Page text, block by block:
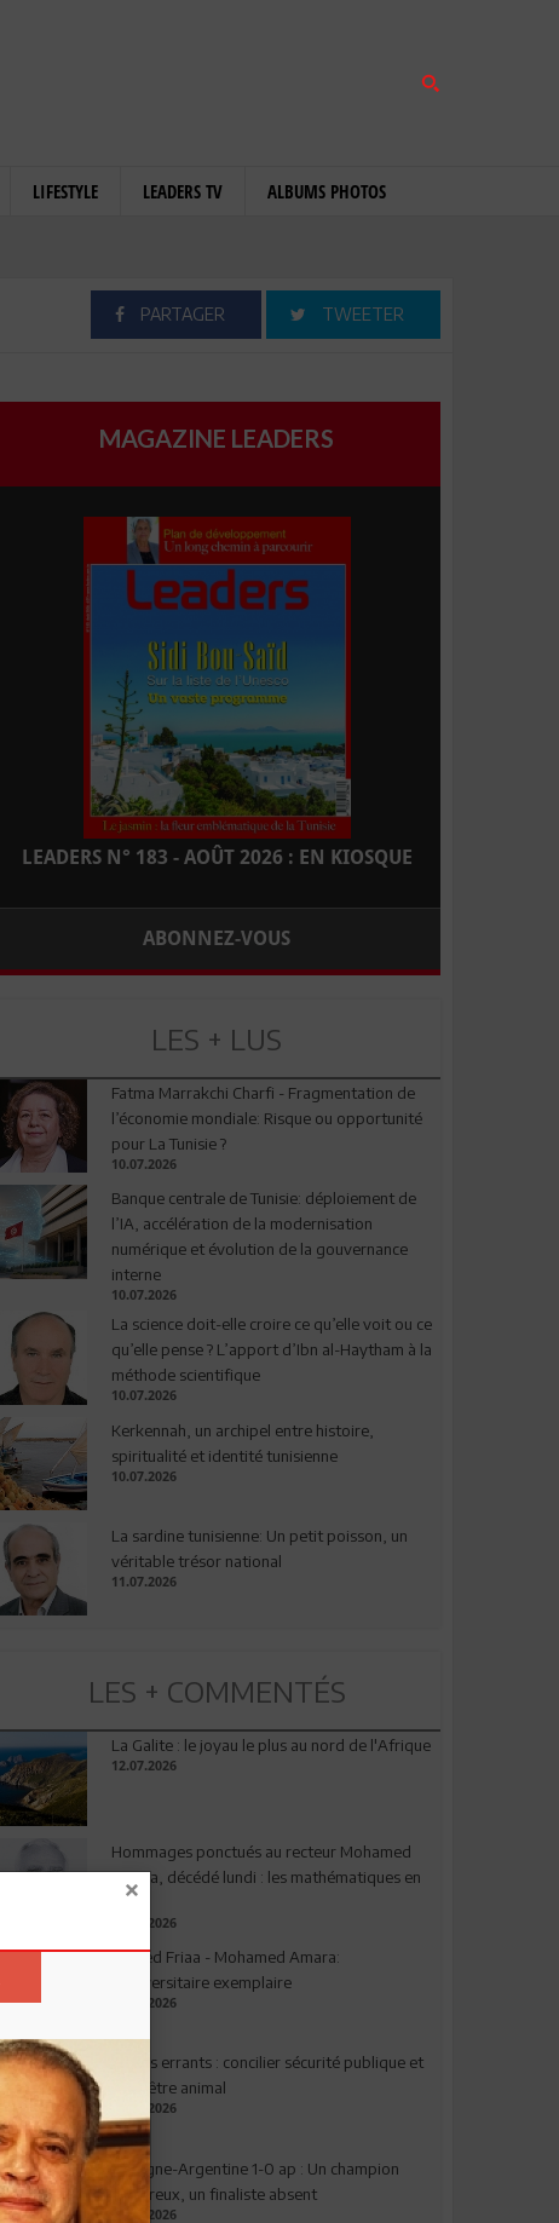
LIFESTYLE LEADERS TV ALBUMS PHOTOS
PARTAGER TWEETER
MAGAZINE LEADERS
LEADERS N° 183 - AOÛT 2026 : EN KIOSQUE
ABONNEZ-VOUS
LES + LUS
Fatma Marrakchi Charfi - Fragmentation de
l’économie mondiale: Risque ou opportunité
pour La Tunisie ?
10.07.2026
Banque centrale de Tunisie: déploiement de
l’IA, accélération de la modernisation
numérique et évolution de la gouvernance
interne
10.07.2026
La science doit-elle croire ce qu’elle voit ou ce
qu’elle pense ? L’apport d’Ibn al-Haytham à la
méthode scientifique
10.07.2026
Kerkennah, un archipel entre histoire,
spiritualité et identité tunisienne
10.07.2026
La sardine tunisienne: Un petit poisson, un
véritable trésor national
11.07.2026
LES + COMMENTÉS
La Galite : le joyau le plus au nord de l'Afrique
12.07.2026
Hommages ponctués au recteur Mohamed
Amara, décédé lundi : les mathématiques en
deuil
03.08.2026
Ahmed Friaa - Mohamed Amara:
l’Universitaire exemplaire
04.08.2026
Chiens errants : concilier sécurité publique et
bien-être animal
17.07.2026
Espagne-Argentine 1-0 ap : Un champion
valeureux, un finaliste absent
19.07.2026